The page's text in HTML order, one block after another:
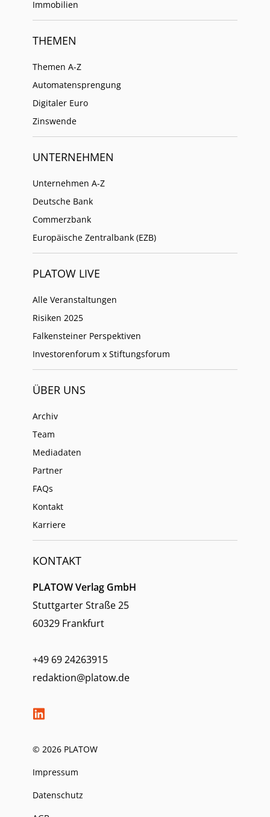
Immobilien
THEMEN
Themen A-Z
Automatensprengung
Digitaler Euro
Zinswende
UNTERNEHMEN
Unternehmen A-Z
Deutsche Bank
Commerzbank
Europäische Zentralbank (EZB)
PLATOW LIVE
Alle Veranstaltungen
Risiken 2025
Falkensteiner Perspektiven
Investorenforum x Stiftungsforum
ÜBER UNS
Archiv
Team
Mediadaten
Partner
FAQs
Kontakt
Karriere
KONTAKT
PLATOW Verlag GmbH
Stuttgarter Straße 25
60329 Frankfurt
+49 69 24263915
redaktion@platow.de
© 2026 PLATOW
Impressum
Datenschutz